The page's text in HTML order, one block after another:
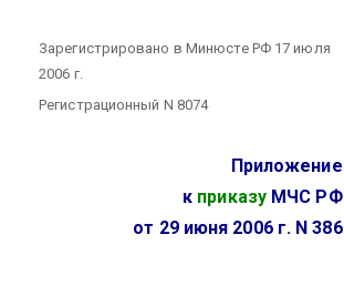
Зарегистрировано в Минюсте РФ 17 июля
2006 г.
Регистрационный N 8074
Приложение
к приказуМЧС РФ
от 29 июня 2006 г. N 386